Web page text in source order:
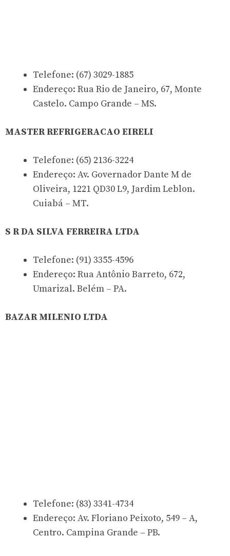
Telefone: (67) 3029-1885
Endereço: Rua Rio de Janeiro, 67, Monte
Castelo. Campo Grande – MS.
MASTER REFRIGERACAO EIRELI
Telefone: (65) 2136-3224
Endereço: Av. Governador Dante M de
Oliveira, 1221 QD30 L9, Jardim Leblon.
Cuiabá – MT.
S R DA SILVA FERREIRA LTDA
Telefone: (91) 3355-4596
Endereço: Rua Antônio Barreto, 672,
Umarizal. Belém – PA.
BAZAR MILENIO LTDA
Telefone: (83) 3341-4734
Endereço: Av. Floriano Peixoto, 549 – A,
Centro. Campina Grande – PB.